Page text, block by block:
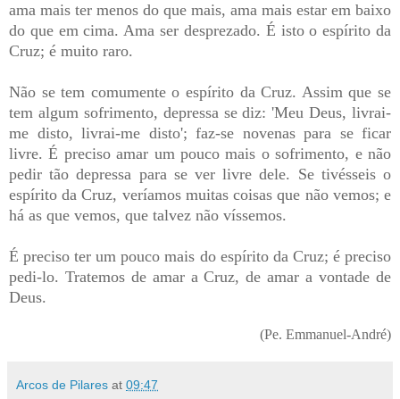
ama mais ter menos do que mais, ama mais estar em baixo
do que em cima. Ama ser desprezado. É isto o espírito da
Cruz; é muito raro.
Não se tem comumente o espírito da Cruz. Assim que se
tem algum sofrimento, depressa se diz: 'Meu Deus, livrai-
me disto, livrai-me disto'; faz-se novenas para se ficar
livre. É preciso amar um pouco mais o sofrimento, e não
pedir tão depressa para se ver livre dele. Se tivésseis o
espírito da Cruz, veríamos muitas coisas que não vemos; e
há as que vemos, que talvez não víssemos.
É preciso ter um pouco mais do espírito da Cruz; é preciso
pedi-lo. Tratemos de amar a Cruz, de amar a vontade de
Deus.
(Pe. Emmanuel-André)
Arcos de Pilares at 09:47